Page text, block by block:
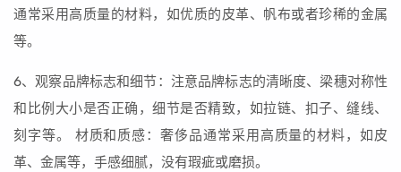
通常采用高质量的材料，如优质的皮革、帆布或者珍稀的金属
等。
6、观察品牌标志和细节：注意品牌标志的清晰度、梁穗对称性
和比例大小是否正确，细节是否精致，如拉链、扣子、缝线、
刻字等。 材质和质感：奢侈品通常采用高质量的材料，如皮
革、金属等，手感细腻，没有瑕疵或磨损。